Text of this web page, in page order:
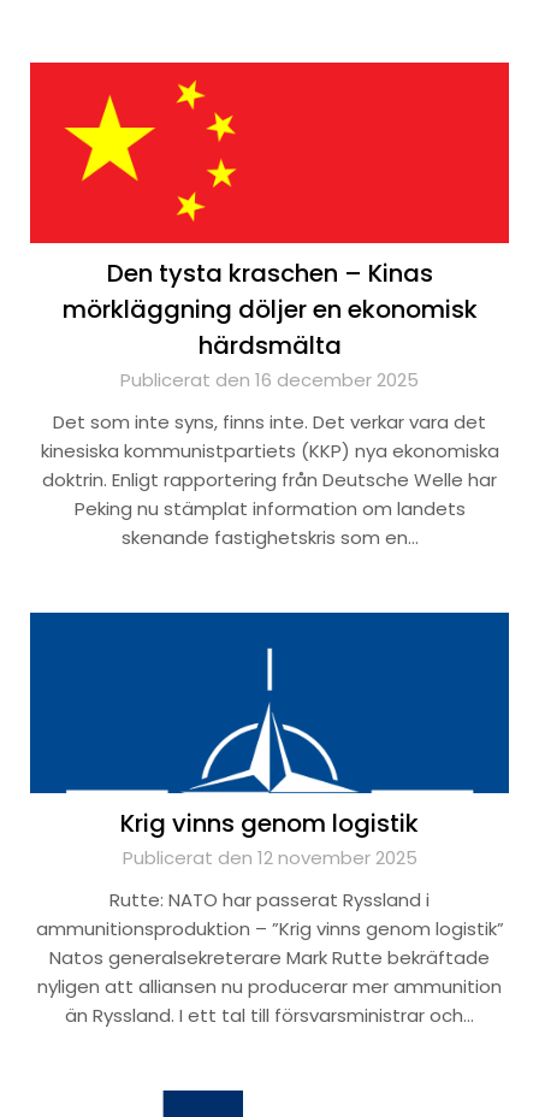
Den tysta kraschen – Kinas
mörkläggning döljer en ekonomisk
härdsmälta
Publicerat den 16 december 2025
Det som inte syns, finns inte. Det verkar vara det
kinesiska kommunistpartiets (KKP) nya ekonomiska
doktrin. Enligt rapportering från Deutsche Welle har
Peking nu stämplat information om landets
skenande fastighetskris som en…
Krig vinns genom logistik
Publicerat den 12 november 2025
Rutte: NATO har passerat Ryssland i
ammunitionsproduktion – ”Krig vinns genom logistik”
Natos generalsekreterare Mark Rutte bekräftade
nyligen att alliansen nu producerar mer ammunition
än Ryssland. I ett tal till försvarsministrar och…